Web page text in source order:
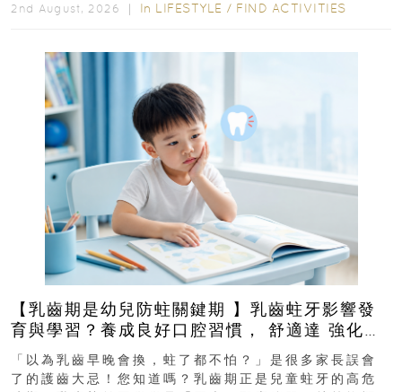
2nd August, 2026 ｜ In LIFESTYLE / FIND ACTIVITIES
【乳齒期是幼兒防蛀關鍵期 】乳齒蛀牙影響發
育與學習？養成良好口腔習慣， 舒適達 強化琺
瑯質 兒童牙膏防護指南
「以為乳齒早晚會換，蛀了都不怕？」是很多家長誤會
了的護齒大忌！您知道嗎？乳齒期正是兒童蛀牙的高危